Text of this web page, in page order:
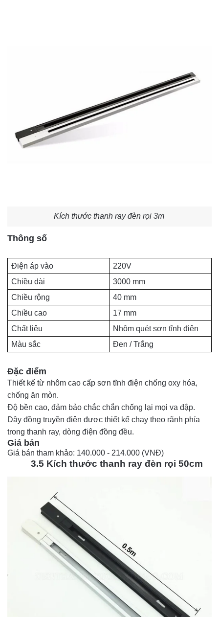
Kích thước thanh ray đèn rọi 3m
Thông số
Điện áp vào
220V
Chiều dài
3000 mm
Chiều rộng
40 mm
Chiều cao
17 mm
Chất liệu
Nhôm quét sơn tĩnh điện
Màu sắc
Đen / Trắng
Đặc điểm
Thiết kế từ nhôm cao cấp sơn tĩnh điện chống oxy hóa,
chống ăn mòn.
Độ bền cao, đảm bảo chắc chắn chống lại mọi va đập.
Dây đồng truyền điện được thiết kế chạy theo rãnh phía
trong thanh ray, dòng điện đồng đều.
Giá bán
Giá bán tham khảo: 140.000 - 214.000 (VNĐ)
3.5 Kích thước thanh ray đèn rọi 50cm